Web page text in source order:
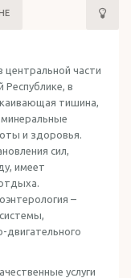
центральной части
Республике, в
тишина,
минеральные
и здоровья.
сил,
имеет
–
двигательного
услуги